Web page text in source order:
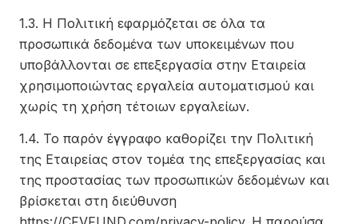
1.3. Η Πολιτική εφαρμόζεται σε όλα τα
προσωπικά δεδομένα των υποκειμένων που
υποβάλλονται σε επεξεργασία στην Εταιρεία
χρησιμοποιώντας εργαλεία αυτοματισμού και
χωρίς τη χρήση τέτοιων εργαλείων.
1.4. Το παρόν έγγραφο καθορίζει την Πολιτική
της Εταιρείας στον τομέα της επεξεργασίας και
της προστασίας των προσωπικών δεδομένων και
βρίσκεται στη διεύθυνση